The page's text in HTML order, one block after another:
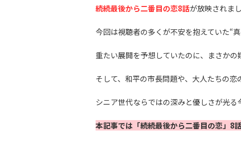
続続最後から二番目の恋8話が放映されま
今回は視聴者の多くが不安を抱えていた“
重たい展開を予想していたのに、まさか
そして、和平の市長問題や、大人たちの恋
シニア世代ならではの深みと優しさが光る
本記事では「続続最後から二番目の恋」8